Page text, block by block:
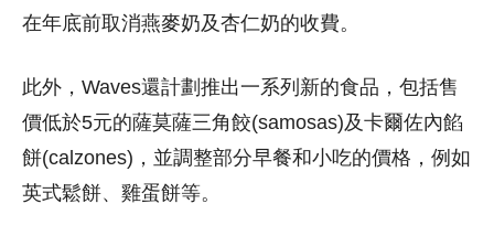
在年底前取消燕麥奶及杏仁奶的收費。
此外，Waves還計劃推出一系列新的食品，包括售
價低於5元的薩莫薩三角餃(samosas)及卡爾佐內餡
餅(calzones)，並調整部分早餐和小吃的價格，例如
英式鬆餅、雞蛋餅等。